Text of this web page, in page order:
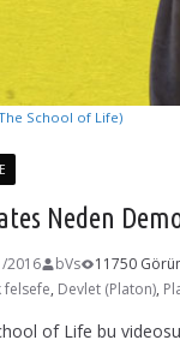
School of Life)
Neden
2016 bVs
11750
felsefe, Devlet (Platon),
of Life bu